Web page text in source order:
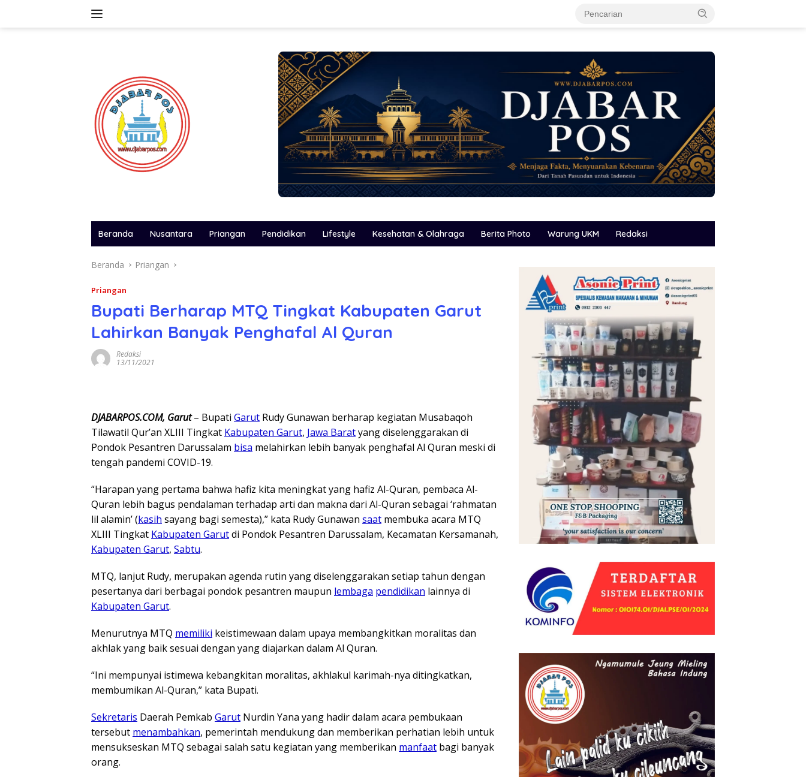
Beranda Nusantara Priangan Pendidikan Lifestyle Kesehatan & Olahraga Berita Photo Warung UKM Redaksi
Beranda Priangan
Priangan
Bupati Berharap MTQ Tingkat Kabupaten Garut
Lahirkan Banyak Penghafal Al Quran
Redaksi
13/11/2021
DJABARPOS.COM, Garut– Bupati Garut Rudy Gunawan berharap kegiatan Musabaqoh
Tilawatil Qur’an XLIII Tingkat Kabupaten Garut, Jawa Baratyang diselenggarakan di
Pondok Pesantren Darussalam bisa melahirkan lebih banyak penghafal Al Quran meski di
tengah pandemi COVID-19.
“Harapan yang pertama bahwa hafiz kita meningkat yang hafiz Al-Quran, pembaca Al-
Quran lebih bagus pendalaman terhadap arti dan makna dari Al-Quran sebagai ‘rahmatan
lil alamin’ (kasih sayang bagi semesta),” kata Rudy Gunawan saat membuka acara MTQ
XLIII Tingkat Kabupaten Garutdi Pondok Pesantren Darussalam, Kecamatan Kersamanah,
Kabupaten Garut, Sabtu.
MTQ, lanjut Rudy, merupakan agenda rutin yang diselenggarakan setiap tahun dengan
pesertanya dari berbagai pondok pesantren maupun lembaga pendidikan lainnya di
Kabupaten Garut.
Menurutnya MTQ memiliki keistimewaan dalam upaya membangkitkan moralitas dan
akhlak yang baik sesuai dengan yang diajarkan dalam Al Quran.
“Ini mempunyai istimewa kebangkitan moralitas, akhlakul karimah-nya ditingkatkan,
membumikan Al-Quran,” kata Bupati.
Sekretaris Daerah Pemkab Garut Nurdin Yana yang hadir dalam acara pembukaan
tersebut menambahkan, pemerintah mendukung dan memberikan perhatian lebih untuk
mensukseskan MTQ sebagai salah satu kegiatan yang memberikan manfaat bagi banyak
orang.